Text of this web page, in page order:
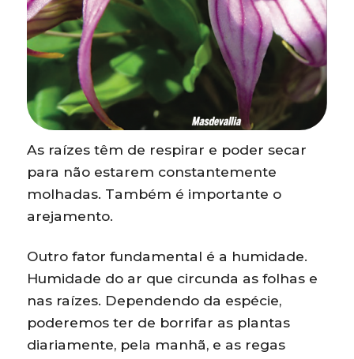
As raízes têm de respirar e poder secar
para não estarem constantemente
molhadas. Também é importante o
arejamento.
Outro fator fundamental é a humidade.
Humidade do ar que circunda as folhas e
nas raízes. Dependendo da espécie,
poderemos ter de borrifar as plantas
diariamente, pela manhã, e as regas